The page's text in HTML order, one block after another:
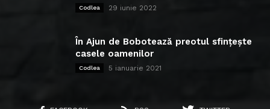
Codlea 29 iunie 2022
În Ajun de Bobotează preotul sfințește
casele oamenilor
Codlea 5 ianuarie 2021